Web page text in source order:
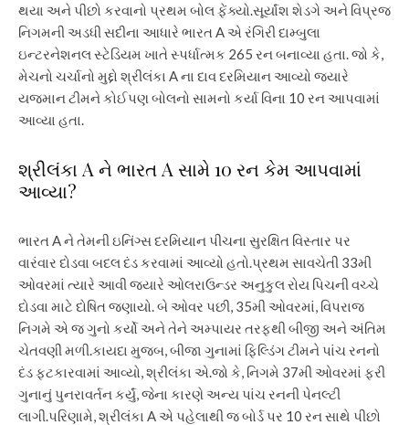
થયા અને પીછો કરવાનો પ્રથમ બોલ ફેંક્યો.સૂર્યાંશ શેડગે અને વિપ્રજ
નિગમની અડધી સદીના આધારે ભારત A એ રંગિરી દામ્બુલા
ઇન્ટરનેશનલ સ્ટેડિયમ ખાતે સ્પર્ધાત્મક 265 રન બનાવ્યા હતા.જો કે,
મેચનો ચર્ચાનો મુદ્દો શ્રીલંકા A ના દાવ દરમિયાન આવ્યો જ્યારે
યજમાન ટીમને કોઈપણ બોલનો સામનો કર્યા વિના 10 રન આપવામાં
આવ્યા હતા.
શ્રીલંકા A ને ભારત A સામે 10 રન કેમ આપવામાં
આવ્યા?
ભારત A ને તેમની ઇનિંગ્સ દરમિયાન પીચના સુરક્ષિત વિસ્તાર પર
વારંવાર દોડવા બદલ દંડ કરવામાં આવ્યો હતો.પ્રથમ સાવચેતી 33મી
ઓવરમાં ત્યારે આવી જ્યારે ઓલરાઉન્ડર અનુકુલ રોય પિચની વચ્ચે
દોડવા માટે દોષિત જણાયો. બે ઓવર પછી, 35મી ઓવરમાં, વિપરાજ
નિગમે એ જ ગુનો કર્યો અને તેને અમ્પાયર તરફથી બીજી અને અંતિમ
ચેતવણી મળી.કાયદા મુજબ, બીજા ગુનામાં ફિલ્ડિંગ ટીમને પાંચ રનનો
દંડ ફટકારવામાં આવ્યો, શ્રીલંકા એ.જો કે, નિગમે 37મી ઓવરમાં ફરી
ગુનાનું પુનરાવર્તન કર્યું, જેના કારણે અન્ય પાંચ રનની પેનલ્ટી
લાગી.પરિણામે, શ્રીલંકા A એ પહેલાથી જ બોર્ડ પર 10 રન સાથે પીછો